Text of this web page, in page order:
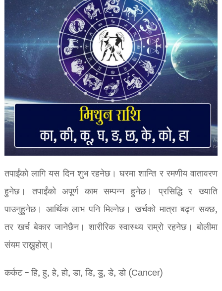
तपाईंको लागि यस दिन शुभ रहनेछ। घरमा शान्ति र रमणीय वातावरण
हुनेछ। तपाईंको अपूर्ण काम सम्पन्न हुनेछ। प्रसिद्धि र ख्याति
पाउनुहुनेछ। आर्थिक लाभ पनि मिल्नेछ। खर्चको मात्रा बढ्न सक्छ,
तर खर्च बेकार जानेछैन। शारीरिक स्वास्थ्य राम्रो रहनेछ। बोलीमा
संयम राख्नुहोस्।
कर्कट – हि, हु, हे, हो, डा, डि, डु, डे, डो (Cancer)